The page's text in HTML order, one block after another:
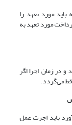
مورد تعهد را
مورد تعهد به
و در زمان اجرا اگر
می‌‌گردد.
باید اجرت عمل